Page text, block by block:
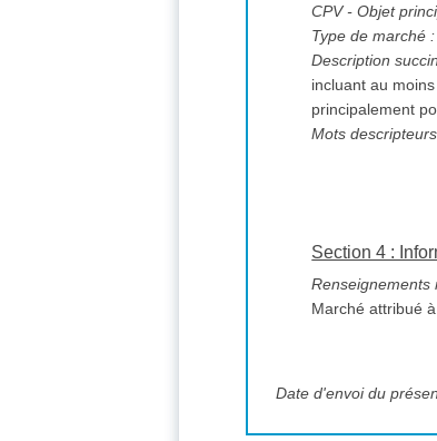
CPV- Objet
Type de marché :
Description
incluant au moins
principalement
Mots descripteurs
Section 4 :
Renseignements
Marché attribué
Date d'envoi du